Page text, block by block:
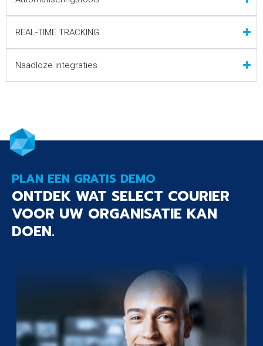
REAL-TIME TRACKING
Naadloze integraties
PLAN EEN GRATIS DEMO
ONTDEK WAT SELECT COURIER
VOOR UW ORGANISATIE KAN
DOEN.